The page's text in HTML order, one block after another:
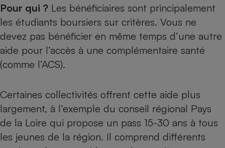
Pour qui ? Les bénéficiaires sont principalement
les étudiants boursiers sur critères. Vous ne
devez pas bénéficier en même temps d’une autre
aide pour l’accès à une complémentaire santé
(comme l’ACS).
Certaines collectivités offrent cette aide plus
largement, à l’exemple du conseil régional Pays
de la Loire qui propose un pass 15-30 ans à tous
les jeunes de la région. Il comprend différents